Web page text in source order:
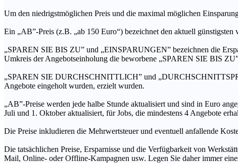
Um den niedrigstmöglichen Preis und die maximal möglichen
Ein „AB”-Preis (z.B. „ab 150 Euro“) bezeichnet den aktuell
„SPAREN SIE BIS ZU” und „EINSPARUNGEN” bezeichnen die
Umkreis der Angebotseinholung die beworbene „SPAREN SIE BIS
„SPAREN SIE DURCHSCHNITTLICH” und
Angebote eingeholt wurden, erzielt wurden.
„AB”-Preise werden jede halbe Stunde aktualisiert und sind in Euro
Juli und 1. Oktober aktualisiert, für Jobs, die mindestens 4 Angebote
Die Preise inkludieren die Mehrwertsteuer und eventuell anfallende
Die tatsächlichen Preise, Ersparnisse und die Verfügbarkeit von
Mail, Online- oder Offline-Kampagnen usw. Legen Sie daher immer